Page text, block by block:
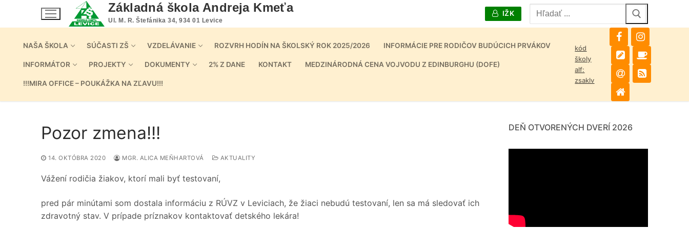
Základná škola Andreja Kmeťa
Ul. M. R. Štefánika 34, 934 01 Levice
IŽK
Hľadať:
NAŠA ŠKOLA SÚČASTI ZŠ VZDELÁVANIE ROZVRH HODÍN NA ŠKOLSKÝ ROK 2025/2026 INFORMÁCIE PRE RODIČOV BUDÚCICH PRVÁKOV
INFORMÁTOR PROJEKTY DOKUMENTY 2% Z DANE KONTAKT MEDZINÁRODNÁ CENA VOJVODU Z EDINBURGHU (DOFE)
!!!MIRA OFFICE – POUKÁŽKA NA ZĽAVU!!!
kód
školy
alf:
zsaklv
Pozor zmena!!!
14. OKTÓBRA 2020 MGR. ALICA MEŇHARTOVÁ AKTUALITY
Vážení rodičia žiakov, ktorí mali byť testovaní,
pred pár minútami som dostala informáciu z RÚVZ v Leviciach, že žiaci nebudú testovaní, len sa má sledovať ich
zdravotný stav. V prípade príznakov kontaktovať detského lekára!
DEŇ OTVORENÝCH DVERÍ 2026